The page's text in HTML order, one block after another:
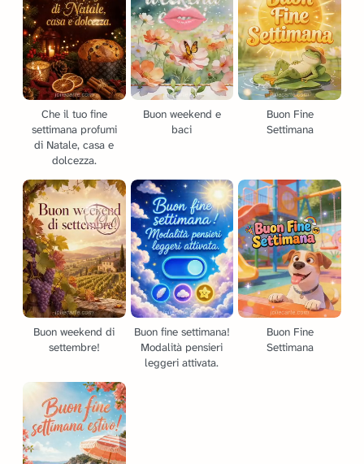
Che il tuo fine
settimana profumi
di Natale, casa e
dolcezza.
Buon weekend e
baci
Buon Fine
Settimana
Buon weekend di
settembre!
Buon fine settimana!
Modalità pensieri
leggeri attivata.
Buon Fine
Settimana